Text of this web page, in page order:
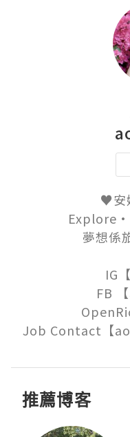
♥️安
夢想係
IG
FB
Job Contact【
推薦博客